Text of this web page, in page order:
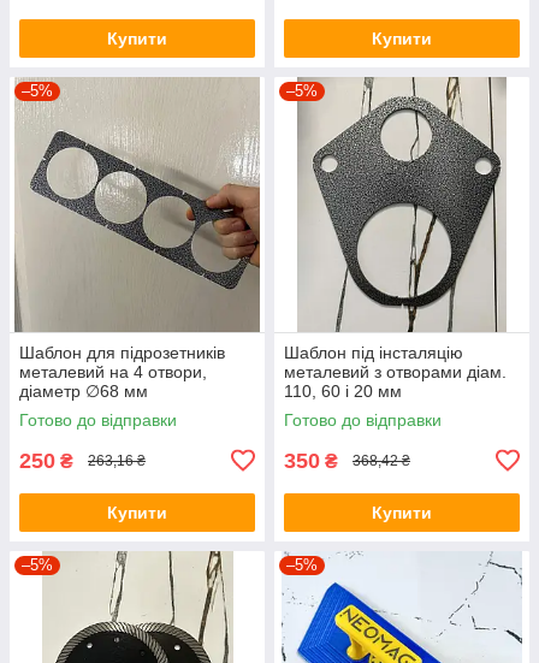
Купити Купити
–5%
Шаблон для підрозетників
металевий на 4 отвори,
діаметр ∅68 мм
Готово до відправки
250 ₴ 263,16 ₴
Купити
–5%
Шаблон під інсталяцію
металевий з отворами діам.
110, 60 і 20 мм
Готово до відправки
350 ₴ 368,42 ₴
Купити
–5% –5%